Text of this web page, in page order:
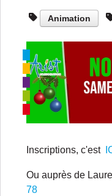
Animation
Inscriptions, c'est
Ou auprès de
78